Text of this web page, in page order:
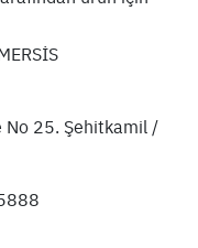
No 25. Şehitkamil /